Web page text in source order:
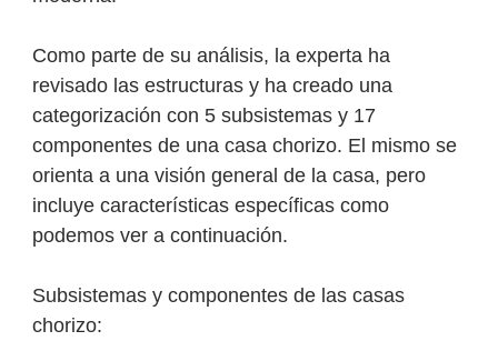
Como parte de su análisis, la experta ha
revisado las estructuras y ha creado una
categorización con 5 subsistemas y 17
componentes de una casa chorizo. El mismo se
orienta a una visión general de la casa, pero
incluye características específicas como
podemos ver a continuación.
Subsistemas y componentes de las casas
chorizo: